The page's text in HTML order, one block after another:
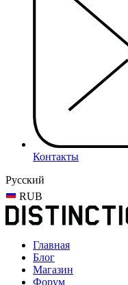
Контакты
Русский
RUB
Главная
Блог
Магазин
Форум